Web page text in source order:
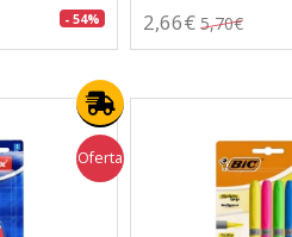
- 54% 2,66€ 5,70€
Oferta